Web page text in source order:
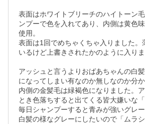
表面はホワイトブリーチのハイトーン
ンプーで色を入れてあり、内側は黄色
使用。
表面は1回でめちゃくちゃ入りました。
いるけど上書きされたかのように入りま
アッシュと言うよりおばあちゃんの白
になってしまい有なのか無しなのか分
内側の金髪毛は緑褐色になりました。
とき色落ちすると出てくる皆大嫌いな「
毎日シャンプーすると青みが強いグレー
白髪の様なグレーにしたいので「ムラ